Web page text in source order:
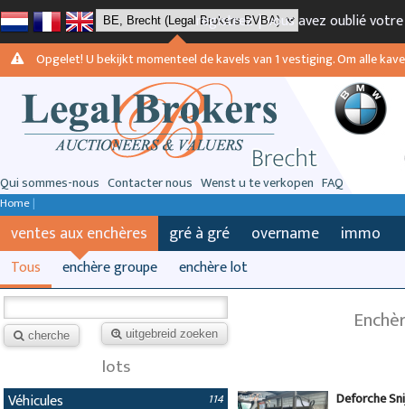
registrez | vous avez oublié
Opgelet! U bekijkt momenteel de kavels van 1 vestiging. Om alle
Qui sommes-nous Contacter nous Wenst u te verkopen FAQ
Home|
ventes aux enchères gré à gré overname immo
Tous enchère groupe enchère lot
cherche uitgebreid zoeken
lots
Véhicules 114 Deforche